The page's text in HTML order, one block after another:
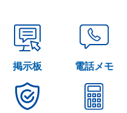
掲示板 電話メモ